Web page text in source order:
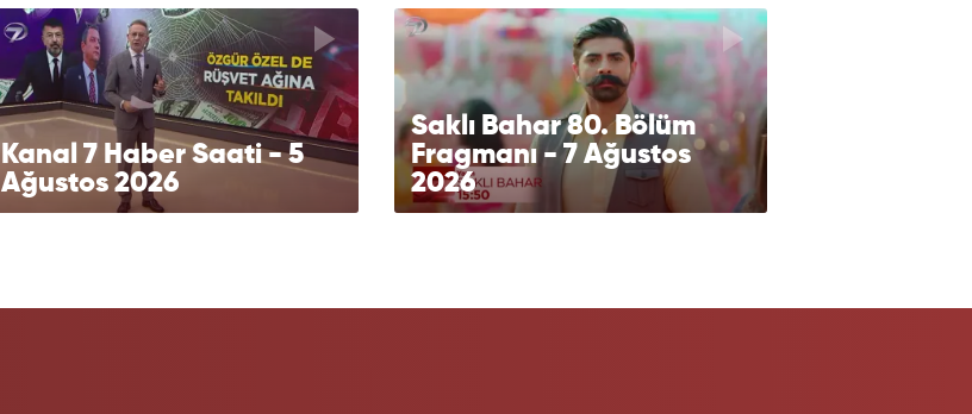
Kanal 7 Haber Saati - 5
Ağustos 2026
Saklı Bahar 80. Bölüm
Fragmanı - 7 Ağustos
2026